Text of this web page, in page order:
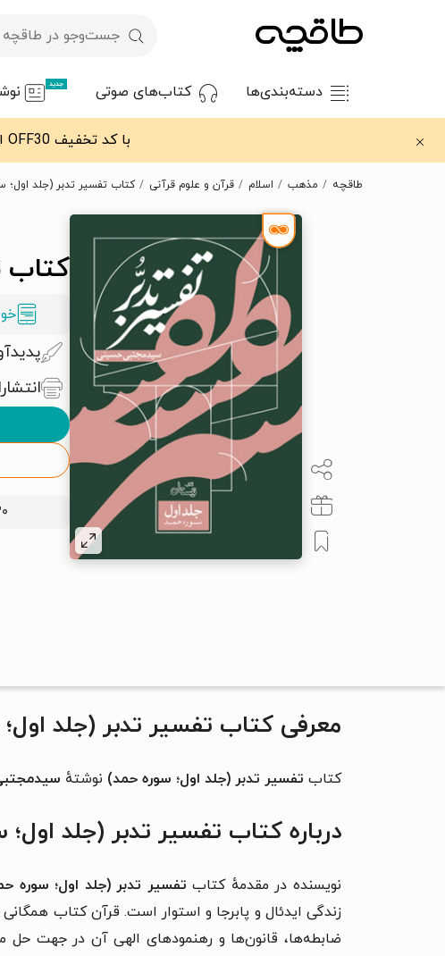
دسته‌بندی‌ها کتاب‌های صوتی جدید
با کد تخفیف OFF30 اولین کتاب الکترونیکی یا صوتی‌ات را با ۳۰٪ تخفیف از طاقچه دریافت کن.
طاقچه مذهب اسلام قرآن و علوم قرآنی کتاب تفسیر تدبر (جلد اول؛
کتاب
٪۳۰
معرفی کتاب تفسیر تدبر (جلد
کتاب تفسیر تدبر (جلد اول؛ سوره حمد) نوشتهٔ
درباره کتاب تفسیر تدبر (جلد
نویسنده در مقدمهٔ کتابتفسیر تدبر (جلد اول؛ سوره
زندگی ایدئال و پابرجا و استوار است. قرآن کتاب
ضابطه‌ها، قانون‌ها و رهنمودهای الهی آن در جهت حل